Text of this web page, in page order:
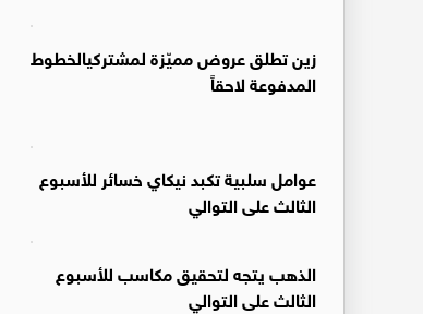
زين تطلق عروض مميّزة لمشتركيالخطوط
المدفوعة لاحقاً
عوامل سلبية تكبد نيكاي خسائر للأسبوع
الثالث على التوالي
الذهب يتجه لتحقيق مكاسب للأسبوع
الثالث على التوالي